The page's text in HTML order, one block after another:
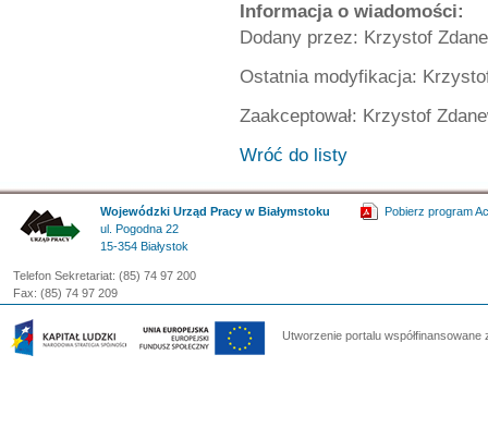
Informacja o wiadomości:
Dodany przez: Krzystof
Ostatnia modyfikacja:
Zaakceptował: Krzystof
Wróć do listy
Wojewódzki Urząd Pracy w Białymstoku
ul. Pogodna 22
15-354 Białystok
Telefon Sekretariat: (85) 74 97 200
Fax: (85) 74 97 209
Pobierz program
Utworzenie portalu